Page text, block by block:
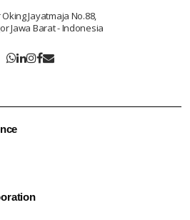
Oking Jayatmaja No.88,
Jawa Barat - Indonesia